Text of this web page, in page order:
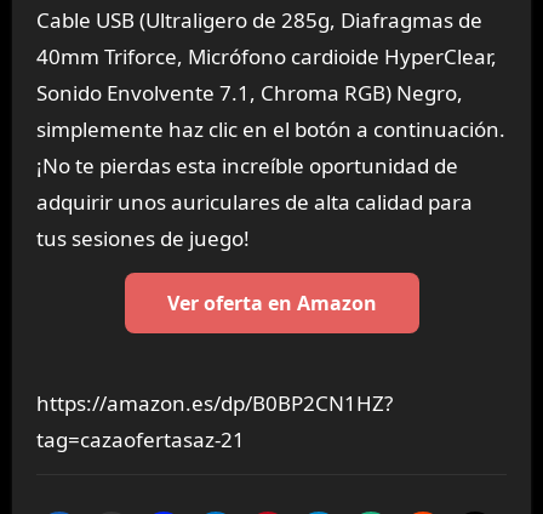
Cable USB (Ultraligero de 285g, Diafragmas de
40mm Triforce, Micrófono cardioide HyperClear,
Sonido Envolvente 7.1, Chroma RGB) Negro,
simplemente haz clic en el botón a continuación.
¡No te pierdas esta increíble oportunidad de
adquirir unos auriculares de alta calidad para
tus sesiones de juego!
Ver oferta en Amazon
https://amazon.es/dp/B0BP2CN1HZ?
tag=cazaofertasaz-21